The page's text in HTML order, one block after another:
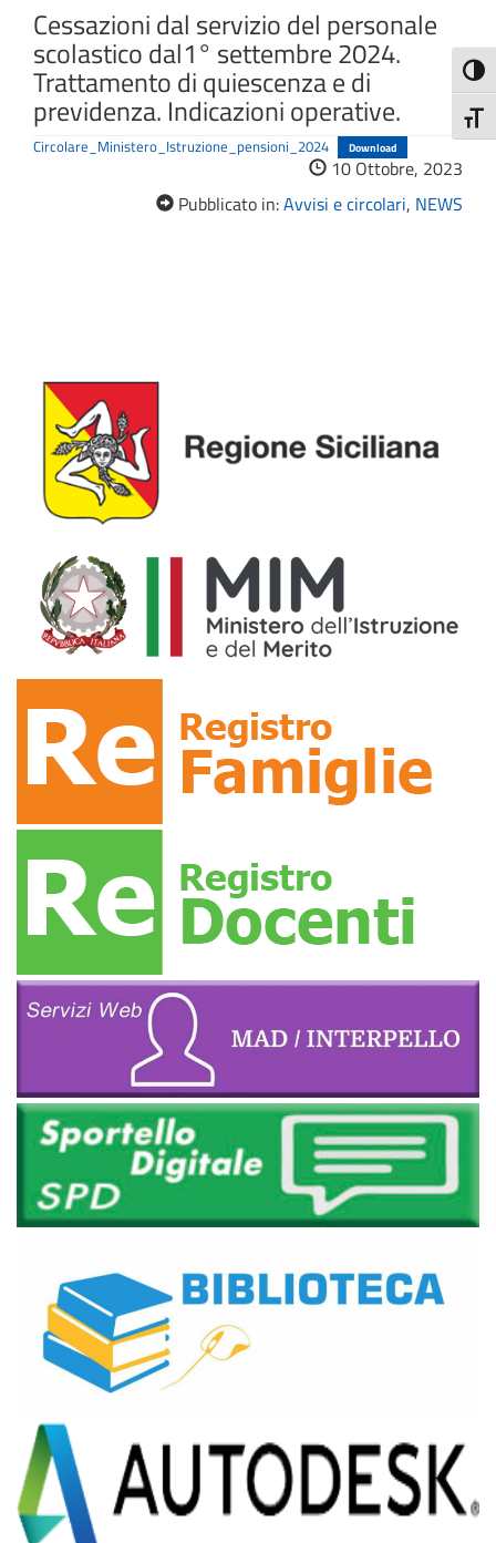
Cessazioni dal servizio del personale
scolastico dal1° settembre 2024.
Trattamento di quiescenza e di
previdenza. Indicazioni operative.
Circolare_Ministero_Istruzione_pensioni_2024 Download
10 Ottobre, 2023
Pubblicato in:Avvisi e circolari, NEWS